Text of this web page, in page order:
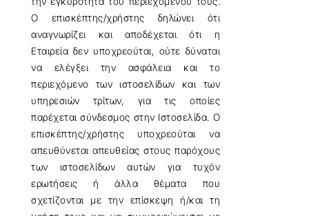
Ο επισκέπτης/χρήστης δηλώνει ότι
αναγνωρίζει και αποδέχεται ότι η
Εταιρεία δεν υποχρεούται, ούτε δύναται
να ελέγξει την ασφάλεια και το
περιεχόμενο των ιστοσελίδων και των
υπηρεσιών τρίτων, για τις οποίες
παρέχεται σύνδεσμος στην Ιστοσελίδα. Ο
επισκέπτης/χρήστης υποχρεούται να
απευθύνεται απευθείας στους παρόχους
των ιστοσελίδων αυτών για τυχόν
ερωτήσεις ή άλλα θέματα που
σχετίζονται με την επίσκεψη ή/και τη